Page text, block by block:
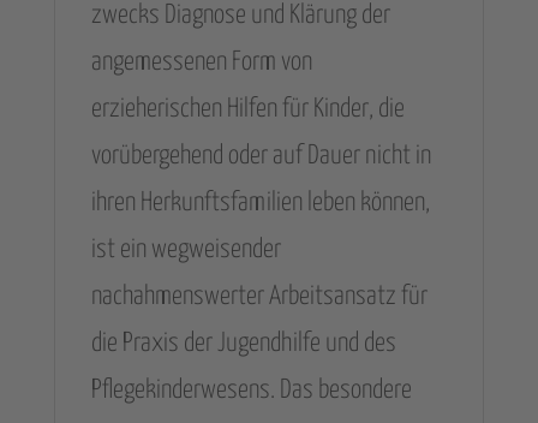
zwecks Diagnose und Klärung der
angemessenen Form von
erzieherischen Hilfen für Kinder, die
vorübergehend oder auf Dauer nicht in
ihren Herkunftsfamilien leben können,
ist ein wegweisender
nachahmenswerter Arbeitsansatz für
die Praxis der Jugendhilfe und des
Pflegekinderwesens. Das besondere